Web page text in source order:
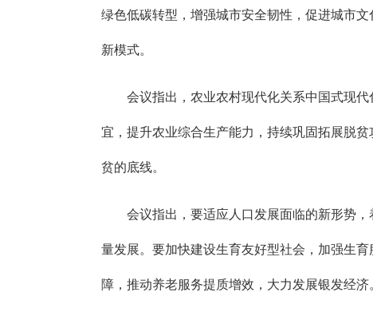
绿色低碳转型，增强城市安全韧性，促进城市
新模式。
会议指出，农业农村现代化关系中国式现
宜，提升农业综合生产能力，持续巩固拓展脱
贫的底线。
会议指出，要适应人口发展面临的新形势
量发展。要加快建设生育友好型社会，加强生
障，推动养老服务提质增效，大力发展银发经